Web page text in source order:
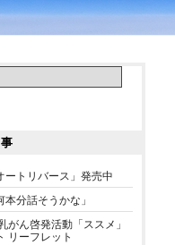
ートリバース」発売中
分話そうかな」
がん啓発活動「ススメ」
リーフレット